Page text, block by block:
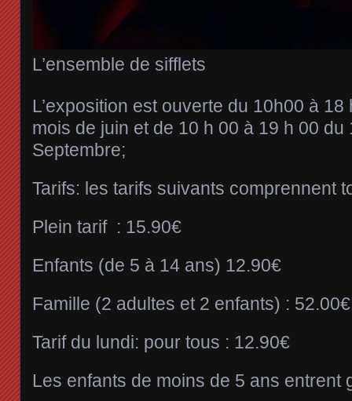
L’ensemble de sifflets
L’exposition est ouverte du 10h00 à
mois de juin et de 10 h 00 à 19 h 00 du
Septembre;
Tarifs: les tarifs suivants comprennent
Plein tarif : 15.90€
Enfants (de 5 à 14 ans) 12.90€
Famille (2 adultes et 2 enfants) : 52.00€
Tarif du lundi: pour tous : 12.90€
Les enfants de moins de 5 ans entrent